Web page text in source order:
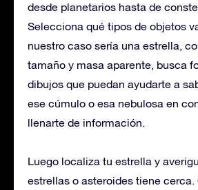
desde planetarios hasta de
Selecciona qué tipos de objetos
nuestro caso sería una estrella,
tamaño y masa aparente, busca
dibujos que puedan ayudarte a
ese cúmulo o esa nebulosa en
llenarte de información.
Luego localiza tu estrella y
estrellas o asteroides tiene cerca.